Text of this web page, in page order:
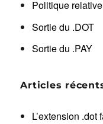
Politique
Sortie du .DOT
Sortie du .PAY
Articles
L’extension